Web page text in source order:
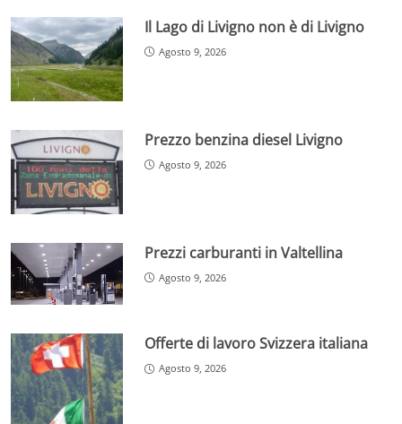
Il Lago di Livigno non è di Livigno
Agosto 9, 2026
Prezzo benzina diesel Livigno
Agosto 9, 2026
Prezzi carburanti in Valtellina
Agosto 9, 2026
Offerte di lavoro Svizzera italiana
Agosto 9, 2026